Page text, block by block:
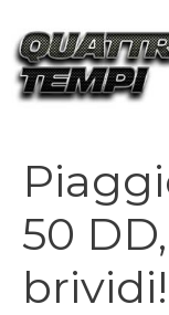
contenuto
50
brividi!